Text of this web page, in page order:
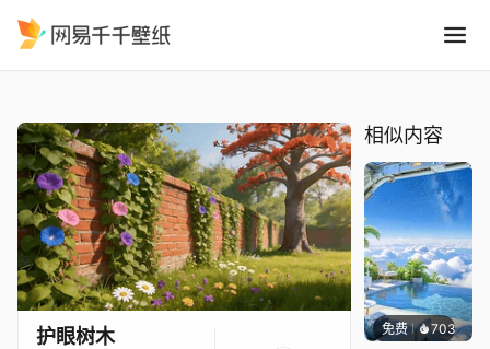
护眼树木
相似内容
免费 703豆子